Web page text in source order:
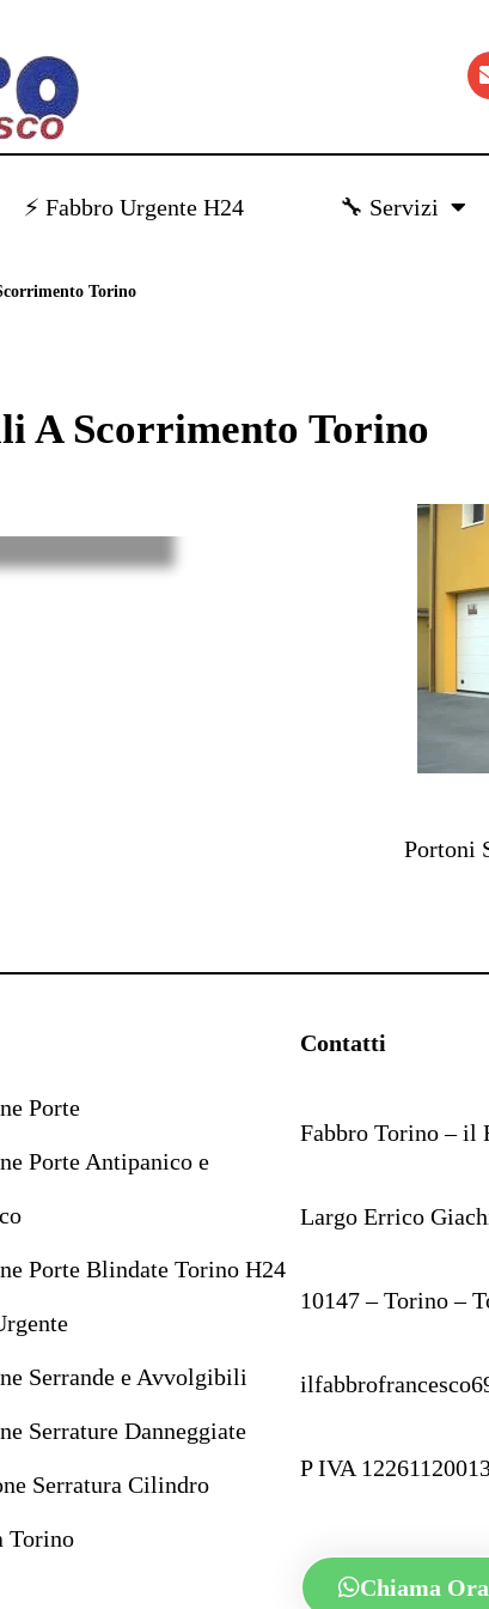
⚡ Fabbro Urgente H24 🔧 Servizi
Torino
A Scorrimento Torino
Portoni
Porte
Porte Antipanico e
Porte Blindate Torino H24
Serrande e Avvolgibili
Serrature Danneggiate
Serratura Cilindro
Torino
Contatti
Fabbro Torino – il
Largo Errico
10147 – Torino –
P IVA
Chiama Ora